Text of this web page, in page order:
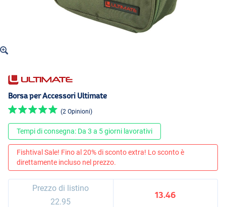
Borsa per Accessori Ultimate
(2 Opinioni)
Tempi di consegna: Da 3 a 5 giorni lavorativi
Fishtival Sale! Fino al 20% di sconto extra! Lo sconto è
direttamente incluso nel prezzo.
Prezzo di listino
22.95
13.46